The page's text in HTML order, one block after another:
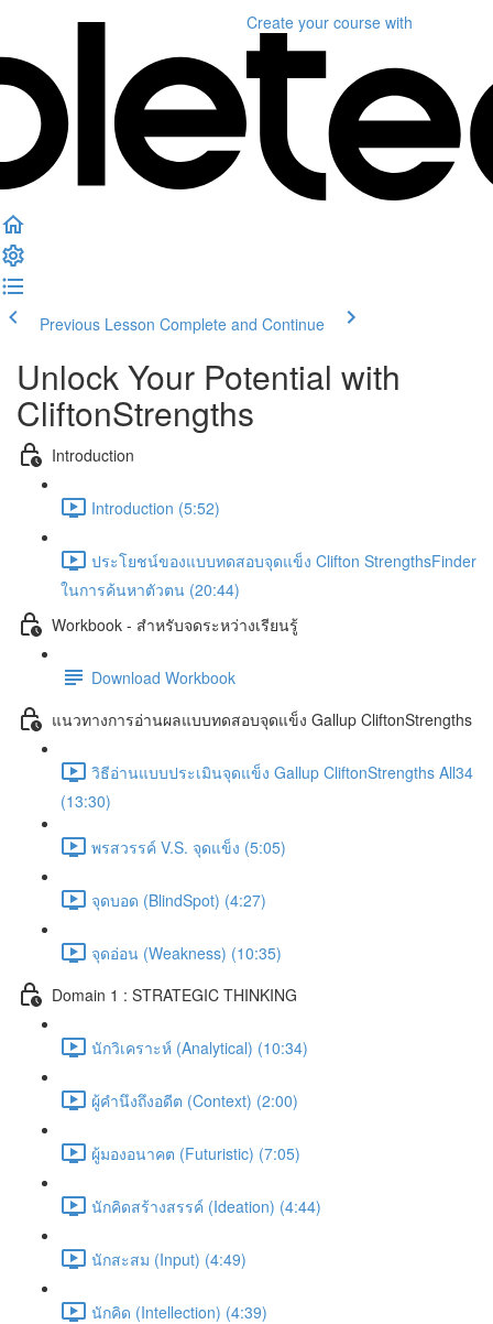
Create your course with
Previous Lesson Complete and Continue
Unlock Your Potential with
CliftonStrengths
Introduction
Introduction (5:52)
ประโยชน์ของแบบทดสอบจุดแข็ง Clifton StrengthsFinder
ในการค้นหาตัวตน (20:44)
Workbook - สำหรับจดระหว่างเรียนรู้
Download Workbook
แนวทางการอ่านผลแบบทดสอบจุดแข็ง Gallup CliftonStrengths
วิธีอ่านแบบประเมินจุดแข็ง Gallup CliftonStrengths All34
(13:30)
พรสวรรค์ V.S. จุดแข็ง (5:05)
จุดบอด (BlindSpot) (4:27)
จุดอ่อน (Weakness) (10:35)
Domain 1 : STRATEGIC THINKING
นักวิเคราะห์ (Analytical) (10:34)
ผู้คำนึงถึงอดีต (Context) (2:00)
ผู้มองอนาคต (Futuristic) (7:05)
นักคิดสร้างสรรค์ (Ideation) (4:44)
นักสะสม (Input) (4:49)
นักคิด (Intellection) (4:39)